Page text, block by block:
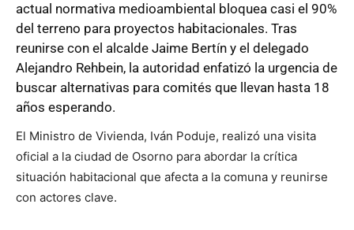
actual normativa medioambiental bloquea casi el 90%
del terreno para proyectos habitacionales. Tras
reunirse con el alcalde Jaime Bertín y el delegado
Alejandro Rehbein, la autoridad enfatizó la urgencia de
buscar alternativas para comités que llevan hasta 18
años esperando.
El Ministro de Vivienda, Iván Poduje, realizó una visita
oficial a la ciudad de Osorno para abordar la crítica
situación habitacional que afecta a la comuna y reunirse
con actores clave.